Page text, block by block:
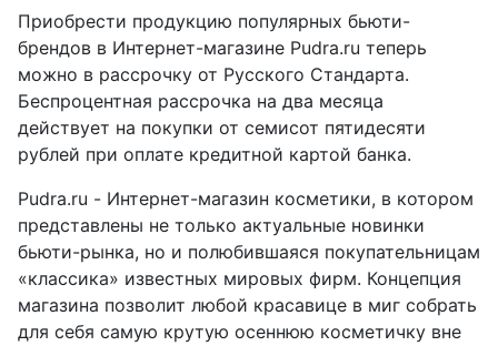
Приобрести продукцию популярных бьюти-
брендов в Интернет-магазине Pudra.ru теперь
можно в рассрочку от Русского Стандарта.
Беспроцентная рассрочка на два месяца
действует на покупки от семисот пятидесяти
рублей при оплате кредитной картой банка.
Pudra.ru - Интернет-магазин косметики, в котором
представлены не только актуальные новинки
бьюти-рынка, но и полюбившаяся покупательницам
«классика» известных мировых фирм. Концепция
магазина позволит любой красавице в миг собрать
для себя самую крутую осеннюю косметичку вне